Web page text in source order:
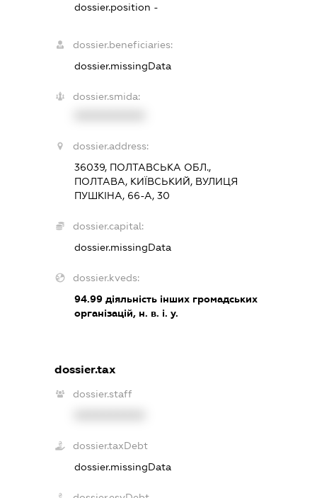
dossier.position -
dossier.beneficiaries:
dossier.missingData
dossier.smida:
dossier.address:
36039, ПОЛТАВСЬКА ОБЛ.,
ПОЛТАВА, КИЇВСЬКИЙ, ВУЛИЦЯ
ПУШКІНА, 66-А, 30
dossier.capital:
dossier.missingData
dossier.kveds:
94.99 діяльність інших громадських
організацій, н. в. і. у.
dossier.tax
dossier.staff
dossier.taxDebt
dossier.missingData